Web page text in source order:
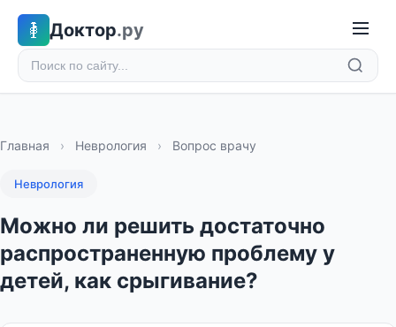
Доктор.ру
Главная › Неврология › Вопрос врачу
Неврология
Можно ли решить достаточно
распространенную проблему у
детей, как срыгивание?